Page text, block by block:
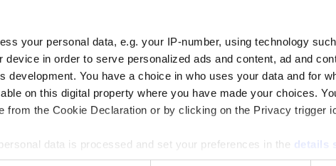
your personal data, e.g. your IP-number, using technology
device in order to serve personalized ads and content, ad and
development. You have a choice in who uses your data and for
on this digital property where you have made your choices.
from the Cookie Declaration or by clicking on the Privacy trigger
data is processed and set your preferences in the details
avsevärd ökning av omsättningen men en marginell